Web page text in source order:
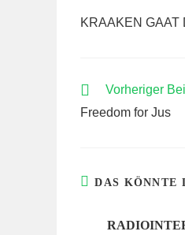
KRAAKEN GAAT
WEITERE
ANSEHEN
Vorheriger
Freedom for Jus
DAS KÖNNTE